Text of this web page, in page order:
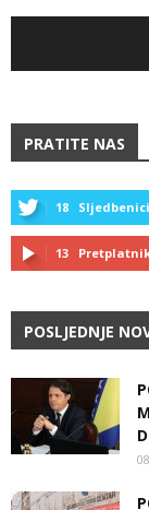
PRATITE NAS
18 Sljedbenici
13
POSLJEDNJE